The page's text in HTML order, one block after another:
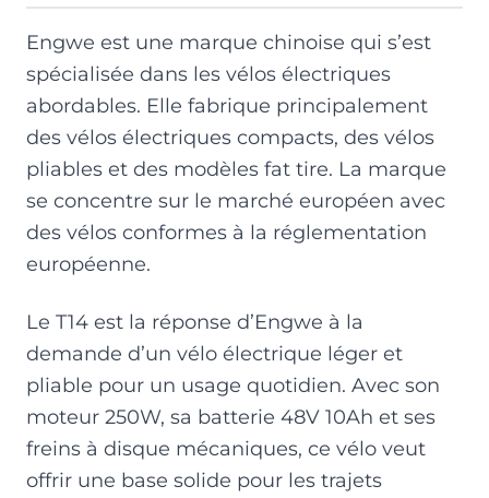
Engwe est une marque chinoise qui s’est
spécialisée dans les vélos électriques
abordables. Elle fabrique principalement
des vélos électriques compacts, des vélos
pliables et des modèles fat tire. La marque
se concentre sur le marché européen avec
des vélos conformes à la réglementation
européenne.
Le T14 est la réponse d’Engwe à la
demande d’un vélo électrique léger et
pliable pour un usage quotidien. Avec son
moteur 250W, sa batterie 48V 10Ah et ses
freins à disque mécaniques, ce vélo veut
offrir une base solide pour les trajets